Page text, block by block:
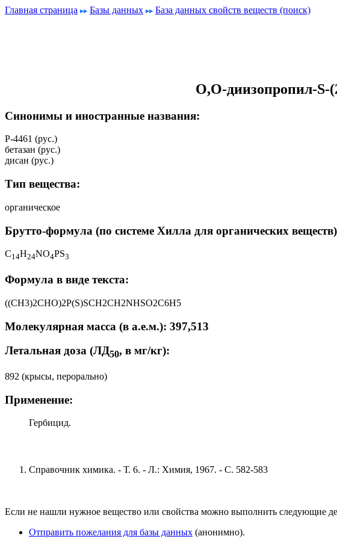
Главная страница Базы данных База данных свойств веществ (поиск)
O,O-диизопропил-
Синонимы и иностранные названия:
Р-4461 (рус.)
бетазан (рус.)
дисан (рус.)
Тип вещества:
органическое
Брутто-формула (по системе Хилла для органических
C14H24NO4PS3
Формула в виде текста:
((CH3)2CHO)2P(S)SCH2CH2NHSO2C6H5
Молекулярная масса (в а.е.м.): 397,513
Летальная доза (ЛД50, в мг/кг):
892 (крысы, перорально)
Применение:
Гербицид.
Справочник химика. - Т. 6. - Л.: Химия, 1967. - С. 582-583
Если не нашли нужное вещество или свойства можно выполнить следующие
Отправить пожелания для базы данных (анонимно).